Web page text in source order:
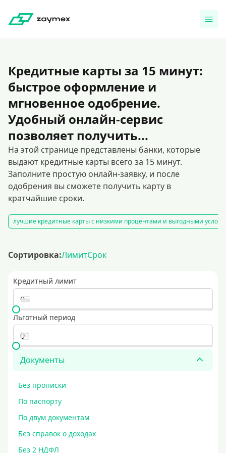
Кредитные карты за 15 минут:
быстрое оформление и
мгновенное одобрение.
Удобный онлайн-сервис
позволяет получить...
На этой странице представлены банки, которые
выдают кредитные карты всего за 15 минут.
Заполните простую онлайн-заявку, и после
одобрения вы сможете получить карту в
кратчайшие сроки.
лучшие кредитные карты с низкими процентами и выгодными
Сортировка:ЛимитСрок
Кредитный лимит
Льготный период
Документы
Без прописки
По паспорту
По двум документам
Без справок о доходах
Без 2 НДФЛ